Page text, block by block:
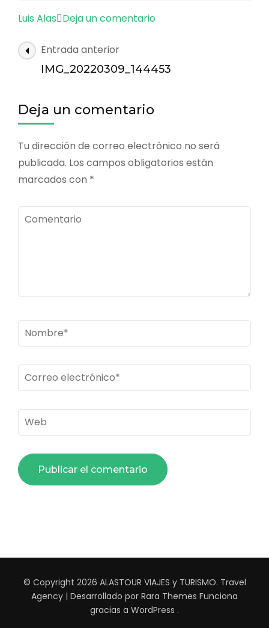
Luis Alas Deja un comentario
Navegación
de
entradas
Entrada anterior
IMG_20220309_144453
Deja un comentario
Tu dirección de correo electrónico no será
publicada. Los campos obligatorios están
marcados con *
Comentario
Nombre*
Correo
electrónico*
Web
© Copyright 2026 ALASTOUR VIAJES y TURISMO. Travel
Agency | Desarrollado por Rara Themes Funciona
gracias a WordPress .